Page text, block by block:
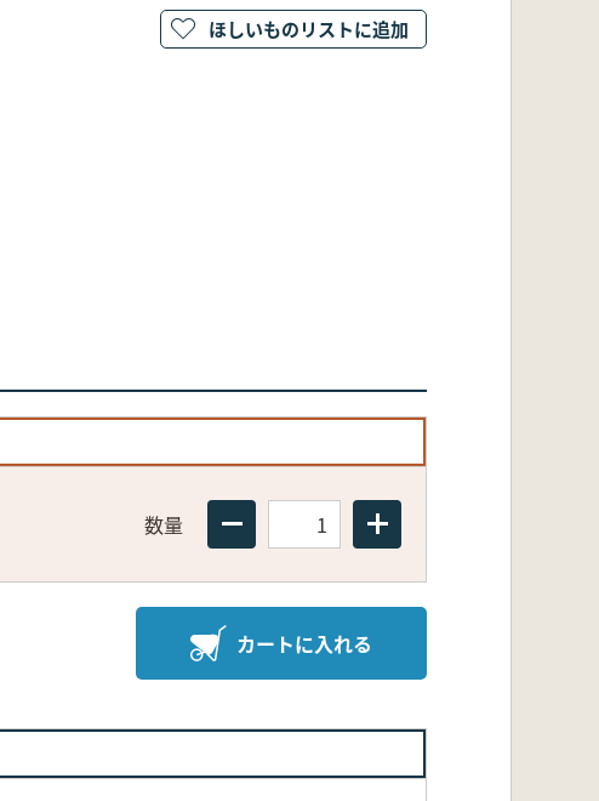
数量
カートに入れる
ほしいものリストに追加